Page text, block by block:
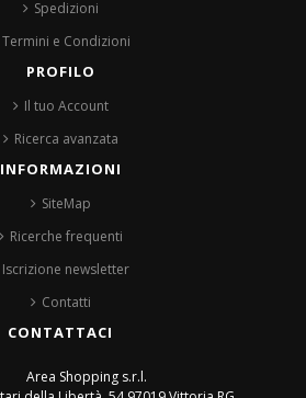
Spedizioni
Termini e Condizioni
PROFILO
Il tuo Account
Ricerca avanzata
INFORMAZIONI
SiteMap
Ricerche frequenti
Iscrizione newsletter
Contatti
CONTATTACI
Area Shopping s.r.l.